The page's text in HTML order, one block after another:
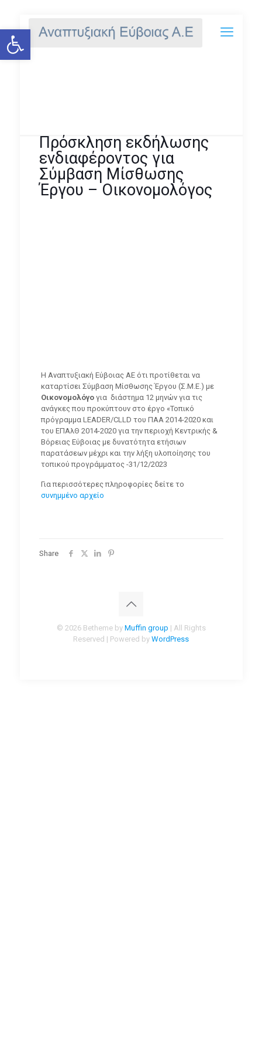
Ανοίξτε τη γραμμή εργαλείων
Πρόσκληση εκδήλωσης
ενδιαφέροντος για
Σύμβαση Μίσθωσης
Έργου – Οικονομολόγος
H Αναπτυξιακή Εύβοιας ΑΕ ότι προτίθεται να
καταρτίσει Σύμβαση Μίσθωσης Έργου (Σ.Μ.Ε.) με
Οικονομολόγο για διάστημα 12 μηνών για τις
ανάγκες που προκύπτουν στο έργο «Τοπικό
πρόγραμμα LEADER/CLLD του ΠΑΑ 2014-2020 και
του ΕΠΑλΘ 2014-2020 για την περιοχή Κεντρικής &
Βόρειας Εύβοιας με δυνατότητα ετήσιων
παρατάσεων μέχρι και την λήξη υλοποίησης του
τοπικού προγράμματος -31/12/2023
Για περισσότερες πληροφορίες δείτε το
συνημμένο αρχείο
Share
© 2026 Betheme by Muffin group | All Rights
Reserved | Powered by WordPress